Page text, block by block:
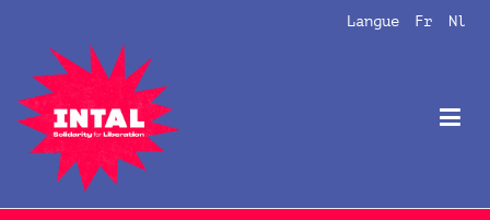
Langue Fr Nl
Intal
Globalize Solidarity!